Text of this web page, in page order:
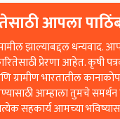
आपला
झाल्याबद्दल धन्यवाद.
प्रेरणा आहेत. कृषी
ग्रामीण भारतातील
आम्हाला तुमचे समर्थन
सहकार्य आमच्या